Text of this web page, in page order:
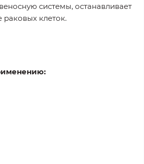
системы, останавливает
раковых клеток.